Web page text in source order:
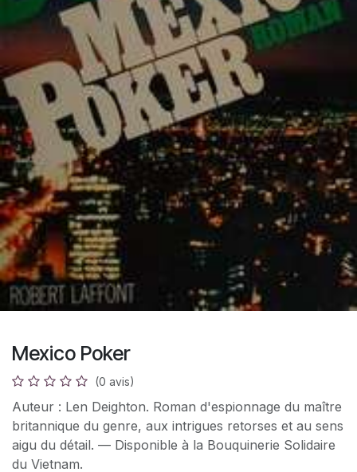
Mexico Poker
(0 avis)
Auteur : Len Deighton. Roman d'espionnage du maître
britannique du genre, aux intrigues retorses et au sens
aigu du détail. — Disponible à la Bouquinerie Solidaire
du Vietnam.